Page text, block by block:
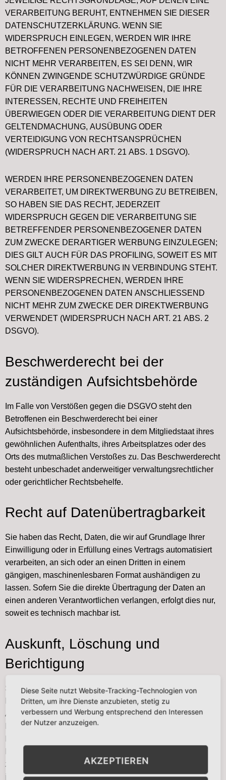
VERARBEITUNG BERUHT, ENTNEHMEN SIE DIESER
DATENSCHUTZERKLÄRUNG. WENN SIE
WIDERSPRUCH EINLEGEN, WERDEN WIR IHRE
BETROFFENEN PERSONENBEZOGENEN DATEN
NICHT MEHR VERARBEITEN, ES SEI DENN, WIR
KÖNNEN ZWINGENDE SCHUTZWÜRDIGE GRÜNDE
FÜR DIE VERARBEITUNG NACHWEISEN, DIE IHRE
INTERESSEN, RECHTE UND FREIHEITEN
ÜBERWIEGEN ODER DIE VERARBEITUNG DIENT DER
GELTENDMACHUNG, AUSÜBUNG ODER
VERTEIDIGUNG VON RECHTSANSPRÜCHEN
(WIDERSPRUCH NACH ART. 21 ABS. 1 DSGVO).
WERDEN IHRE PERSONENBEZOGENEN DATEN
VERARBEITET, UM DIREKTWERBUNG ZU BETREIBEN,
SO HABEN SIE DAS RECHT, JEDERZEIT
WIDERSPRUCH GEGEN DIE VERARBEITUNG SIE
BETREFFENDER PERSONENBEZOGENER DATEN
ZUM ZWECKE DERARTIGER WERBUNG EINZULEGEN;
DIES GILT AUCH FÜR DAS PROFILING, SOWEIT ES MIT
SOLCHER DIREKTWERBUNG IN VERBINDUNG STEHT.
WENN SIE WIDERSPRECHEN, WERDEN IHRE
PERSONENBEZOGENEN DATEN ANSCHLIESSEND
NICHT MEHR ZUM ZWECKE DER DIREKTWERBUNG
VERWENDET (WIDERSPRUCH NACH ART. 21 ABS. 2
DSGVO).
Beschwerde­recht bei der
zuständigen Aufsichts­behörde
Im Falle von Verstößen gegen die DSGVO steht den
Betroffenen ein Beschwerderecht bei einer
Aufsichtsbehörde, insbesondere in dem Mitgliedstaat ihres
gewöhnlichen Aufenthalts, ihres Arbeitsplatzes oder des
Orts des mutmaßlichen Verstoßes zu. Das Beschwerderecht
besteht unbeschadet anderweitiger verwaltungsrechtlicher
oder gerichtlicher Rechtsbehelfe.
Recht auf Daten­übertrag­barkeit
Sie haben das Recht, Daten, die wir auf Grundlage Ihrer
Einwilligung oder in Erfüllung eines Vertrags automatisiert
verarbeiten, an sich oder an einen Dritten in einem
gängigen, maschinenlesbaren Format aushändigen zu
lassen. Sofern Sie die direkte Übertragung der Daten an
einen anderen Verantwortlichen verlangen, erfolgt dies nur,
soweit es technisch machbar ist.
Auskunft, Löschung und
Berichtigung
Sie haben im Rahmen der geltenden gesetzlichen
Bestimmungen jederzeit das Recht auf unentgeltliche
Auskunft über Ihre gespeicherten personenbezogenen
Daten, deren Herkunft und Empfänger und den Zweck der
zum Thema personenbezogene Daten können Sie sich
jederzeit an uns wenden.
Diese Seite nutzt Website-Tracking-Technologien von
Dritten, um ihre Dienste anzubieten, stetig zu
verbessern und Werbung entsprechend den Interessen
der Nutzer anzuzeigen.
AKZEPTIEREN